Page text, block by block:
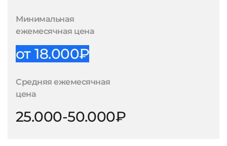
Минимальная
ежемесячная цена
от 18.000₽
Средняя ежемесячная
цена
25.000-50.000₽